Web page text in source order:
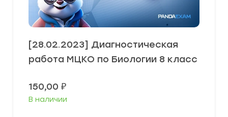
[28.02.2023] Диагностическая
работа МЦКО по Биологии 8 класс
150,00 ₽
В наличии